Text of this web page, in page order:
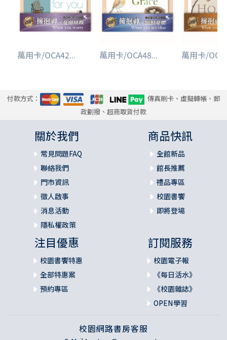
萬用卡/OCA42... 萬用卡/OCA48... 萬用卡/
付款方式：
傳真刷卡、虛擬轉帳、郵
政劃撥、超商取貨付款
關於我們
常見問題FAQ
聯絡我們
門市資訊
徵人啟事
消息活動
隱私權政策
商品快訊
全館新品
館長推薦
禮品專區
校園書饗
即將登場
注目優惠
校園書饗特惠
全部特惠案
預約專區
訂閱服務
校園電子報
《每日活水》
《校園雜誌》
OPEN學習
校園網路書房客服